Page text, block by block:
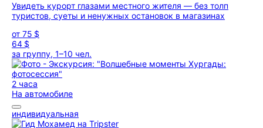
Увидеть курорт глазами местного жителя — без толп
туристов, суеты и ненужных остановок в магазинах
от 75 $
64 $
за группу, 1–10 чел.
2 часа
На автомобиле
индивидуальная